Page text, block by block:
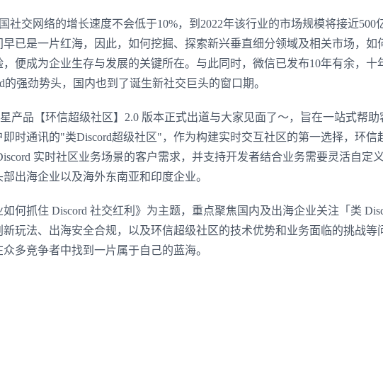
社交网络的增长速度不会低于10%，到2022年该行业的市场规模将接近500
已是一片红海，因此，如何挖掘、探索新兴垂直细分领域及相关市场，如
便成为企业生存与发展的关键所在。与此同时，微信已发布10年有余，十
强劲势头，国内也到了诞生新社交巨头的窗口期。
产品【环信超级社区】2.0 版本正式出道与大家见面了～，旨在一站式帮助
时通讯的"类Discord超级社区"，作为构建实时交互社区的第一选择，环信
实时社区业务场景的客户需求，并支持开发者结合业务需要灵活自定
出海企业以及海外东南亚和印度企业。
何抓住 Discord 社交红利》为主题，重点聚焦国内及出海企业关注「类
玩法、出海安全合规，以及环信超级社区的技术优势和业务面临的挑战等
多竞争者中找到一片属于自己的蓝海。